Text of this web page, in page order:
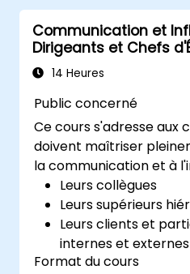
Communication et
Dirigeants et Chefs
14 Heures
Public concerné
Ce cours s'adresse aux
doivent maîtriser
la communication et à
Leurs collègues
Leurs supérieurs
Leurs clients et
internes et externes
Format du cours